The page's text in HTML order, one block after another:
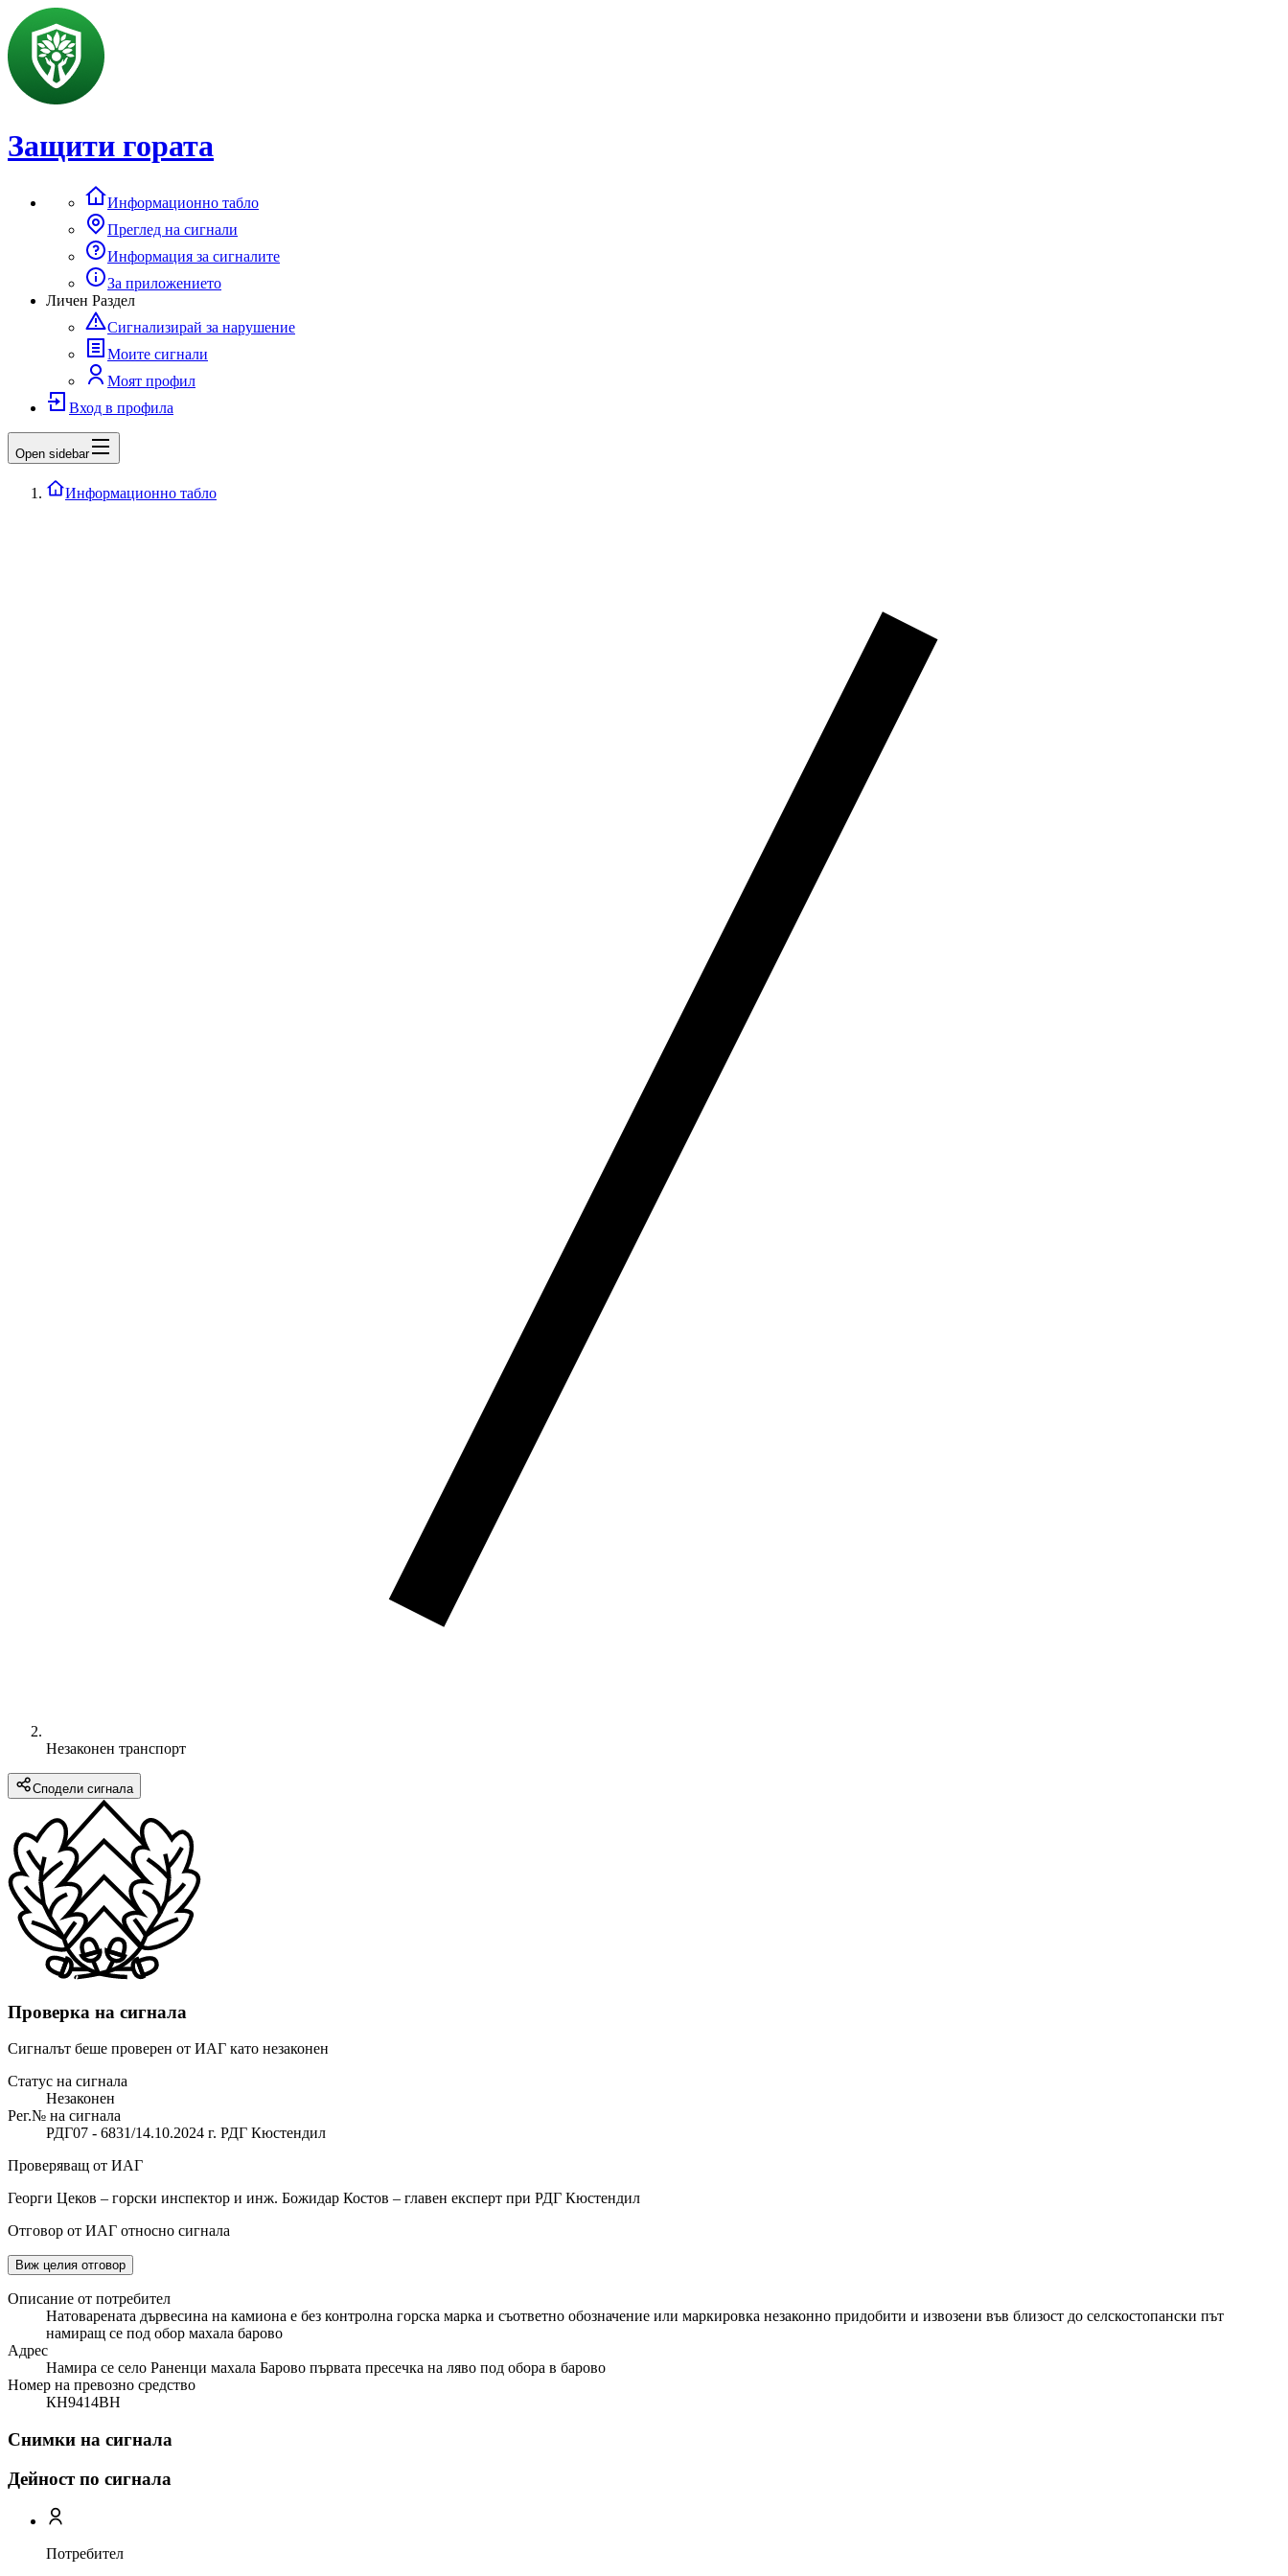
Защити гората
Информационно табло
Преглед на сигнали
Информация за сигналите
За приложението
Личен Раздел
Сигнализирай за нарушение
Моите сигнали
Моят профил
Вход в профила
Open sidebar
Информационно табло
Незаконен транспорт
Сподели сигнала
Проверка на сигнала
Сигналът беше проверен от ИАГ като незаконен
Статус на сигнала
Незаконен
Рег.№ на сигнала
РДГ07 - 6831/14.10.2024 г. РДГ Кюстендил
Проверяващ от ИАГ
Георги Цеков – горски инспектор и инж. Божидар Костов – главен експерт при РДГ Кюстендил
Отговор от ИАГ относно сигнала
Виж целия отговор
Описание от потребител
Натоварената дървесина на камиона е без контролна горска марка и съответно обозначение или маркировка незаконно придобити и извозени във близост до селскостопански път
намиращ се под обор махала барово
Адрес
Намира се село Раненци махала Барово първата пресечка на ляво под обора в барово
Номер на превозно средство
КН9414ВН
Снимки на сигнала
Дейност по сигнала
Потребител